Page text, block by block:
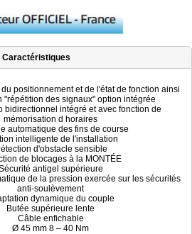
Caractéristiques
positionnement et de l'état de fonction ainsi
"répétition des signaux" option intégrée
bidirectionnel intégré et avec fonction de
mémorisation d horaires
automatique des fins de course
intelligente de l'installation
d'obstacle sensible
de blocages à la MONTÉE
antigel supérieure
de la pression exercée sur les sécurités
anti-soulèvement
dynamique du couple
Butée supérieure lente
Câble enfichable
Ø 45 mm 8 – 40 Nm